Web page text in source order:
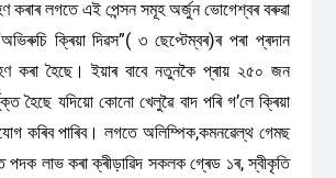
কৰাৰ লগতে এই পেন্সন সমূহ অৰ্জুন ভোগেশ্বৰ বৰুৱা
ক্ৰিয়া দিৱস”( ৩ ছেপ্টেম্বৰ)ৰ পৰা প্ৰদান
কৰা হৈছে। ইয়াৰ বাবে নতুনকৈ প্ৰায় ২৫০ জন
হৈছে যদিয়ো কোনো খেলুৱৈ বাদ পৰি গ’লে ক্ৰিয়া
কৰিব পাৰিব। লগতে অলিম্পিক,কমনৱেল্থ গেমছ
লাভ কৰা ক্ৰীড়াৱিদ সকলক গ্ৰেড ১ৰ, স্বীকৃতি